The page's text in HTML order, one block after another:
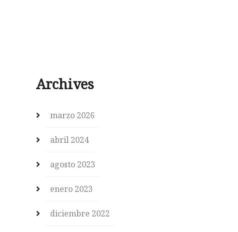
Archives
marzo 2026
abril 2024
agosto 2023
enero 2023
diciembre 2022